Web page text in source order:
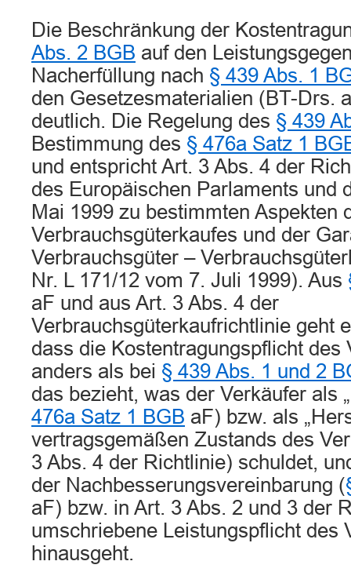
Die Beschränkung der
Abs. 2 BGB auf den
Nacherfüllung nach § 439 Abs. 1
den Gesetzesmaterialien (BT-Drs.
deutlich. Die Regelung des § 439
Bestimmung des § 476a Satz 1
und entspricht Art. 3 Abs. 4 der
des Europäischen Parlaments und
Mai 1999 zu bestimmten Aspekten
Verbrauchsgüterkaufes und der
Verbrauchsgüter –
Nr. L 171/12 vom 7. Juli 1999). Aus
aF und aus Art. 3 Abs. 4 der
Verbrauchsgüterkaufrichtlinie geht
dass die Kostentragungspflicht des
anders als bei § 439 Abs. 1 und 2
das bezieht, was der Verkäufer als
476a Satz 1 BGB aF) bzw. als
vertragsgemäßen Zustands des
3 Abs. 4 der Richtlinie) schuldet,
der Nachbesserungsvereinbarung (
aF) bzw. in Art. 3 Abs. 2 und 3 der
umschriebene Leistungspflicht des
hinausgeht.